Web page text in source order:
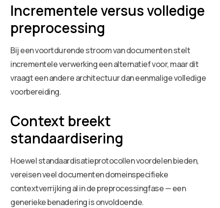
Incrementele versus volledige
preprocessing
Bij een voortdurende stroom van documenten stelt
incrementele verwerking een alternatief voor, maar dit
vraagt een andere architectuur dan eenmalige volledige
voorbereiding.
Context breekt
standaardisering
Hoewel standaardisatieprotocollen voordelen bieden,
vereisen veel documenten domeinspecifieke
contextverrijking al in de preprocessingfase — een
generieke benadering is onvoldoende.